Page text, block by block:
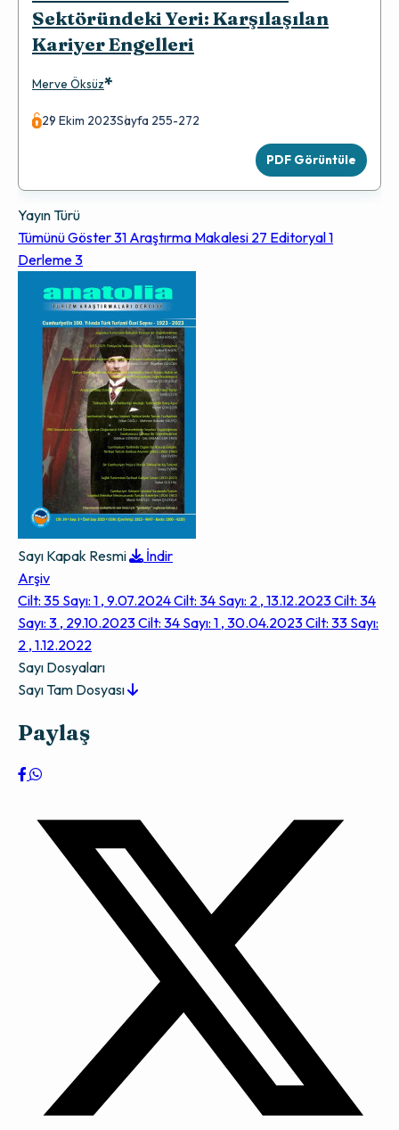
Sektöründeki Yeri: Karşılaşılan
Kariyer Engelleri
Merve Öksüz*
29 Ekim 2023Sayfa 255-272
PDF Görüntüle
Yayın Türü
Tümünü Göster31 Araştırma Makalesi 27 Editoryal1
Derleme3
Sayı Kapak Resmi
İndir
Arşiv
Cilt: 35 Sayı: 1 , 9.07.2024Cilt: 34 Sayı: 2 , 13.12.2023Cilt: 34
Sayı: 3 , 29.10.2023Cilt: 34 Sayı: 1 , 30.04.2023Cilt: 33 Sayı:
2 , 1.12.2022
Sayı Dosyaları
Sayı Tam Dosyası
Paylaş